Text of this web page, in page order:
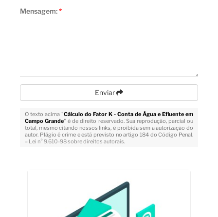
Mensagem:*
Enviar
O texto acima "Cálculo do Fator K - Conta de Água e Efluente em
Campo Grande" é de direito reservado. Sua reprodução, parcial ou
total, mesmo citando nossos links, é proibida sem a autorização do
autor. Plágio é crime e está previsto no artigo 184 do Código Penal.
– Lei n° 9.610-98 sobre direitos autorais.